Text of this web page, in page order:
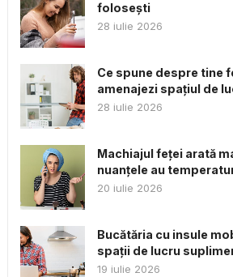
folosești
28 iulie 2026
Ce spune despre tine
amenajezi spațiul de
28 iulie 2026
Machiajul feței arată
nuanțele au
20 iulie 2026
Bucătăria cu insule
spații de lucru
19 iulie 2026